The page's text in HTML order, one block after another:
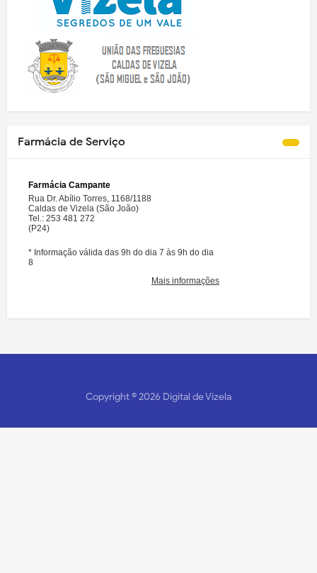
Farmácia de Serviço
Copyright ©2026 Digital de Vizela